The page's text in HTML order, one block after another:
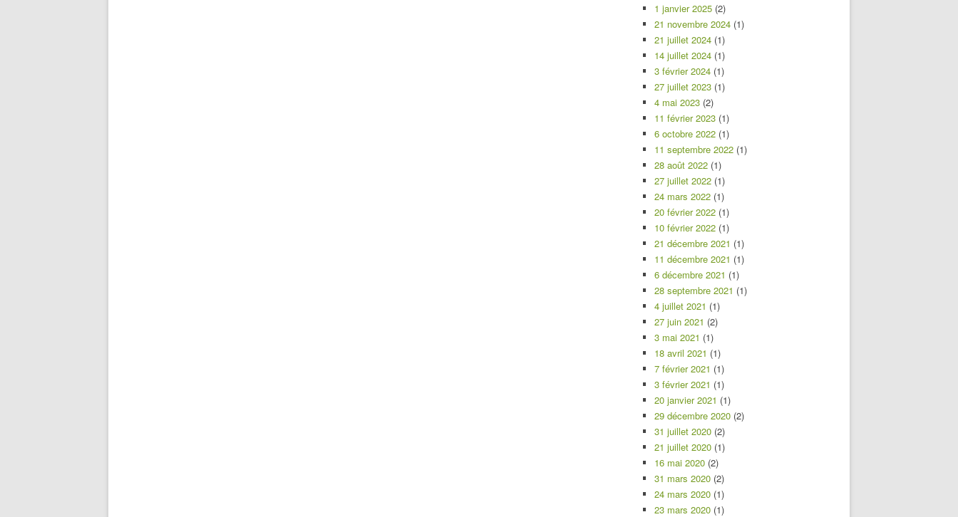
1 janvier 2025 (2)
21 novembre 2024 (1)
21 juillet 2024 (1)
14 juillet 2024 (1)
3 février 2024 (1)
27 juillet 2023 (1)
4 mai 2023 (2)
11 février 2023 (1)
6 octobre 2022 (1)
11 septembre 2022 (1)
28 août 2022 (1)
27 juillet 2022 (1)
24 mars 2022 (1)
20 février 2022 (1)
10 février 2022 (1)
21 décembre 2021 (1)
11 décembre 2021 (1)
6 décembre 2021 (1)
28 septembre 2021 (1)
4 juillet 2021 (1)
27 juin 2021 (2)
3 mai 2021 (1)
18 avril 2021 (1)
7 février 2021 (1)
3 février 2021 (1)
20 janvier 2021 (1)
29 décembre 2020 (2)
31 juillet 2020 (2)
21 juillet 2020 (1)
16 mai 2020 (2)
31 mars 2020 (2)
24 mars 2020 (1)
23 mars 2020 (1)